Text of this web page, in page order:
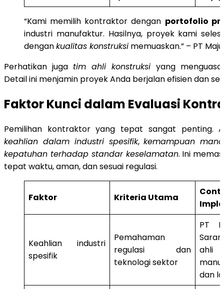
“Kami memilih kontraktor dengan portofolio
industri manufaktur. Hasilnya, proyek kami
dengankualitas konstruksi memuaskan.” – PT
Perhatikan juga tim ahli konstruksi yang
Detail ini menjamin proyek Anda berjalan efisien dan
Faktor Kunci dalam Evaluasi
Pemilihan kontraktor yang tepat sangat penting.
keahlian dalam industri spesifik,kemampuan
kepatuhan terhadap standar keselamatan. Ini
tepat waktu, aman, dan sesuai regulasi.
Faktor Kriteria Utama
Keahlian industri
spesifik
Pemahaman
regulasi dan
teknologi sektor
PT
ahli
dan